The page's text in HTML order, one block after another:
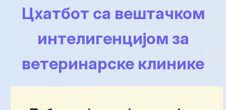
Цхатбот са вештачком
интелигенцијом за
ветеринарске клинике